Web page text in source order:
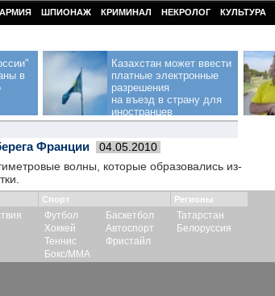
АРМИЯ ШПИОНАЖ КРИМИНАЛ НЕКРОЛОГ КУЛЬТУРА
в
Казахстан может ввести
платные электронные
разрешения
на въезд в страну для
иностранцев
Франции 04.05.2010
волны, которые образовались из-
Спорт
Футбол
Хоккей
Теннис
Бокс/ММА
Баскетбол
Автоспорт
Фристайл
Регионы
Татарстан
Белоруссия